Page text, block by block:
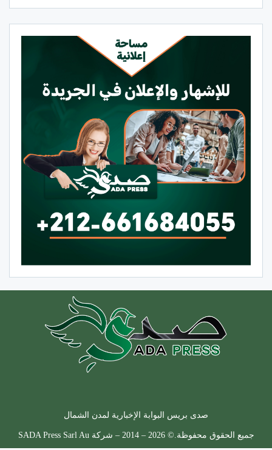
صدى بريس البوابة الإخبارية لمدن الشمال
جميع الحقوق محفوظة.© 2026 – 2014 – شركة SADA Press Sarl Au